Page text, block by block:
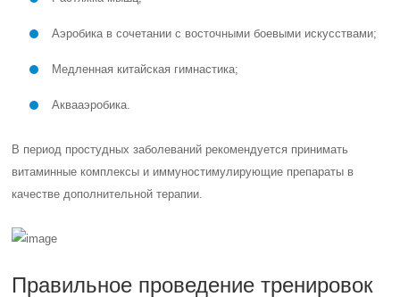
Аэробика в сочетании с восточными боевыми искусствами;
Медленная китайская гимнастика;
Аквааэробика.
В период простудных заболеваний рекомендуется принимать
витаминные комплексы и иммуностимулирующие препараты в
качестве дополнительной терапии.
Правильное проведение тренировок